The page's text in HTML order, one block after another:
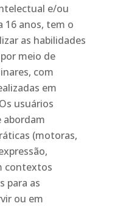
e/ou
16 anos, tem o
as habilidades
meio de
com
em
usuários
abordam
(motoras,
contextos
para as
ou em